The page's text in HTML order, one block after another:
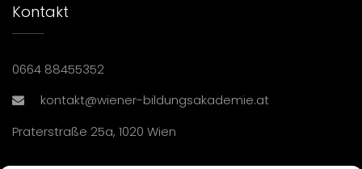
Kontakt
0664 88455352
kontakt@wiener-bildungsakademie.at
Praterstraße 25a, 1020 Wien